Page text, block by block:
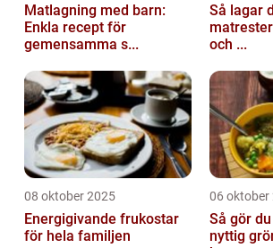
Matlagning med barn:
Enkla recept för
gemensamma s...
Så lagar
och ...
08 oktober 2025
Energigivande frukostar
för hela familjen
06 oktober
Så gör
nyttig